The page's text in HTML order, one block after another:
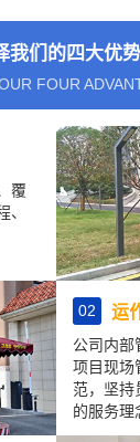
我们的四大优势
FOUR
覆
、
02 运
公司内部
项目现场
范，坚持
的服务理